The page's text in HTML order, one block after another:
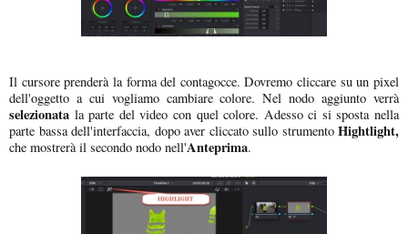
Il cursore prenderà la forma del contagocce. Dovremo cliccare su un pixel
dell'oggetto a cui vogliamo cambiare colore. Nel nodo aggiunto verrà
selezionata la parte del video con quel colore. Adesso ci si sposta nella
parte bassa dell'interfaccia, dopo aver cliccato sullo strumento Hightlight,
che mostrerà il secondo nodo nell'Anteprima.